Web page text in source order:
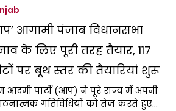
आगामी पंजाब विधानसभा
के लिए पूरी तरह तैयार, 117
पर बूथ स्तर की तैयारियां शुरू
आदमी पार्टी (आप) ने पूरे राज्य में अपनी
गतिविधियों को तेज़ करते हुए…